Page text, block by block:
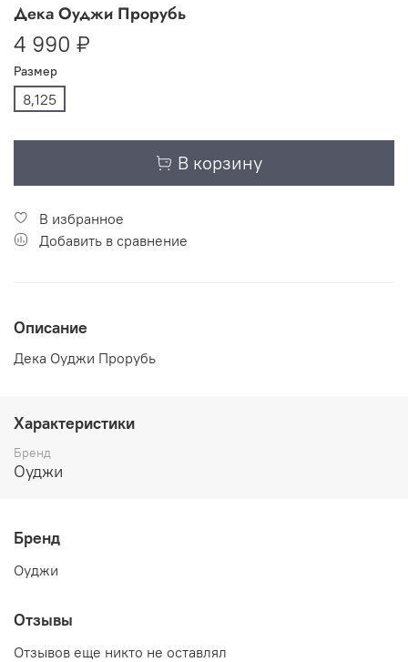
Дека Оуджи Прорубь
4 990 ₽
Размер
8,125
В корзину
В избранное
Добавить в сравнение
Описание
Дека Оуджи Прорубь
Характеристики
Бренд
Оуджи
Бренд
Оуджи
Отзывы
Отзывов еще никто не оставлял